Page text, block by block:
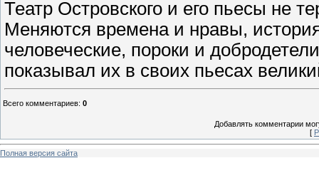
Театр Островского и его пьесы не
Меняются времена и нравы,
человеческие, пороки и
показывал их в своих пьесах
Всего комментариев: 0
Добавлять комментарии
[
Полная версия сайта